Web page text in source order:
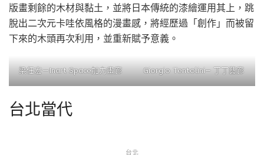
版畫剩餘的木材與黏土，並將日本傳統的漆繪運用其上，跳
脫出二次元卡哇依風格的漫畫感，將經歷過「創作」而被留
下來的木頭再次利用，並重新賦予意義。
梁任宏－Inart Space加力畫廊 Giorgio Tentolini— 丁丁藝廊
台北當代
台北